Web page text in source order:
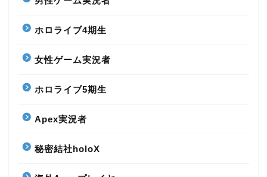
ホロライブ4期生
女性ゲーム実況者
ホロライブ5期生
Apex実況者
秘密結社holoX